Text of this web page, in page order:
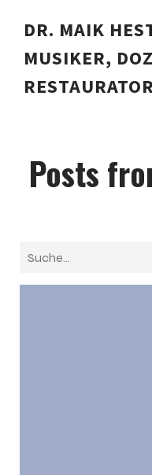
DR. MAIK
MUSIKER,
RESTAURATOR
Posts